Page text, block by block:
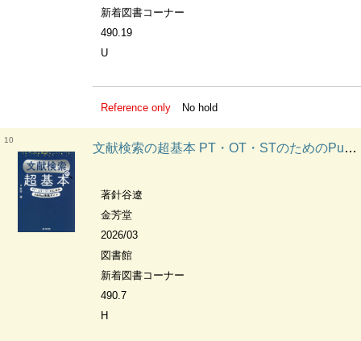
新着図書コーナー
490.19
U
Reference only No hold
10
文献検索の超基本 PT・OT・STのためのPubMed実践ガイド
著針谷遼
金芳堂
2026/03
図書館
新着図書コーナー
490.7
H